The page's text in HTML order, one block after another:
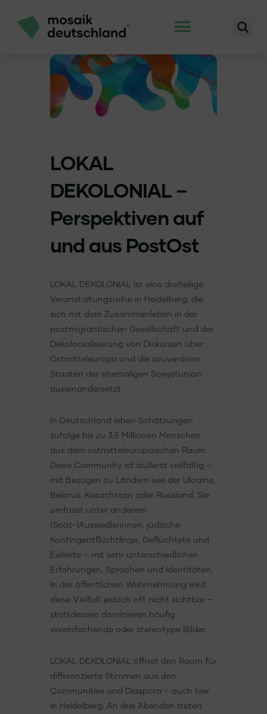
LOKAL
DEKOLONIAL –
Perspektiven auf
und aus PostOst
LOKAL DEKOLONIAL ist eine dreiteilige
Veranstaltungsreihe in Heidelberg, die
sich mit dem Zusammenleben in der
postmigrantischen Gesellschaft und der
Dekolonialisierung von Diskursen über
Ostmitteleuropa und die souveränen
Staaten der ehemaligen Sowjetunion
auseinandersetzt.
In Deutschland leben Schätzungen
zufolge bis zu 3,5 Millionen Menschen
aus dem ostmitteleuropäischen Raum.
Diese Community ist äußerst vielfältig –
mit Bezügen zu Ländern wie der Ukraine,
Belarus, Kasachstan oder Russland. Sie
umfasst unter anderem
(Spät-)Aussiedlerinnen, jüdische
Kontingentflüchtlinge, Geflüchtete und
Exilierte – mit sehr unterschiedlichen
Erfahrungen, Sprachen und Identitäten.
In der öffentlichen Wahrnehmung wird
diese Vielfalt jedoch oft nicht sichtbar –
stattdessen dominieren häufig
vereinfachende oder stereotype Bilder.
LOKAL DEKOLONIAL öffnet den Raum für
differenzierte Stimmen aus den
Communities und Diaspora – auch hier
in Heidelberg. An drei Abenden treten